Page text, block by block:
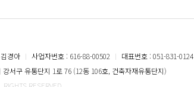
경아 ㅣ 사업자번호 : 616-88-00502 ㅣ 대표번호 : 051-831-0124
강서구 유통단지 1로 76 (12동 106호, 건축자재유통단지)